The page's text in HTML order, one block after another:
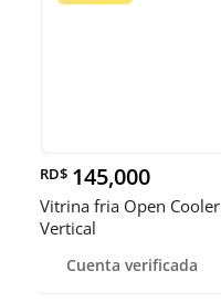
RD$ 145,000
Vitrina fria Open Cooler
Vertical
Cuenta verificada